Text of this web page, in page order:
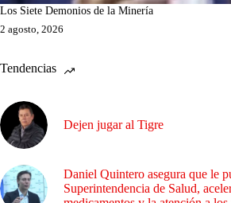
Los Siete Demonios de la Minería
2 agosto, 2026
Tendencias
Dejen jugar al Tigre
Daniel Quintero asegura que le
Superintendencia de Salud,